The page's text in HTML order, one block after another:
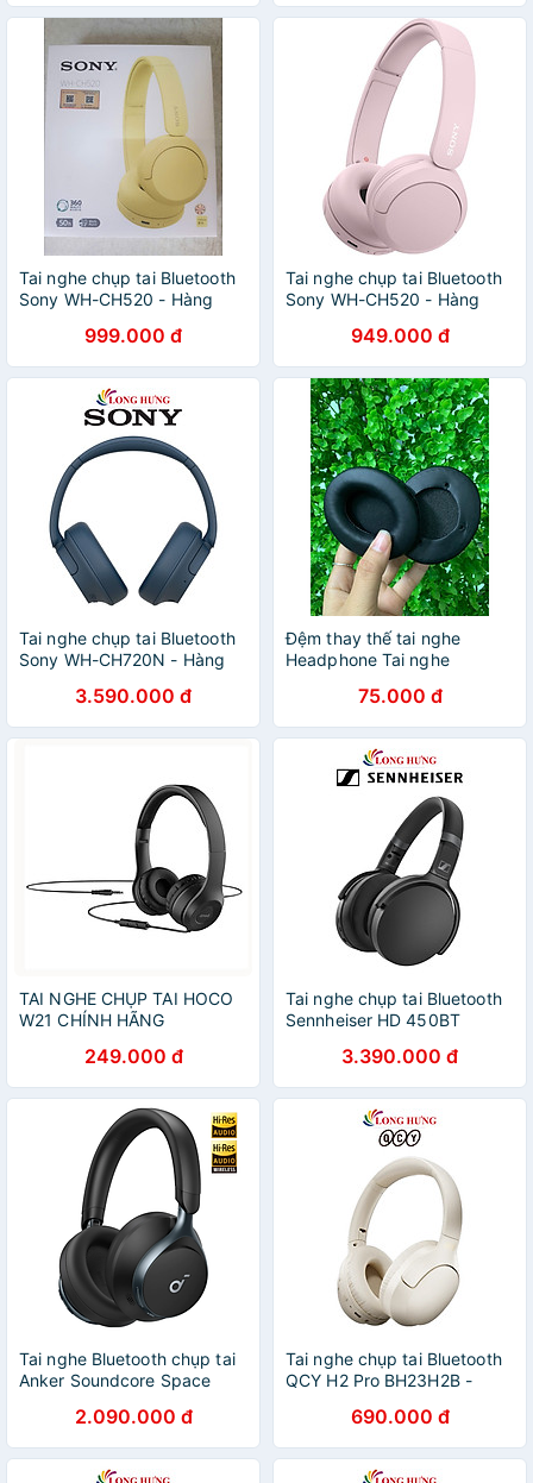
Tai nghe chụp tai Bluetooth
Sony WH-CH520 - Hàng
999.000 đ
Tai nghe chụp tai Bluetooth
Sony WH-CH520 - Hàng
949.000 đ
Tai nghe chụp tai Bluetooth
Sony WH-CH720N - Hàng
3.590.000 đ
Đệm thay thế tai nghe
Headphone Tai nghe
Rockspace O2 - Hàng chính
hãng
75.000 đ
TAI NGHE CHỤP TAI HOCO
W21 CHÍNH HÃNG
249.000 đ
Tai nghe chụp tai Bluetooth
Sennheiser HD 450BT
3.390.000 đ
Tai nghe Bluetooth chụp tai
Anker Soundcore Space
2.090.000 đ
Tai nghe chụp tai Bluetooth
QCY H2 Pro BH23H2B -
690.000 đ